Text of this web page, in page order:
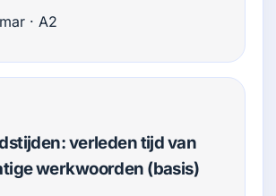
· A2
verleden tijd van
werkwoorden (basis)